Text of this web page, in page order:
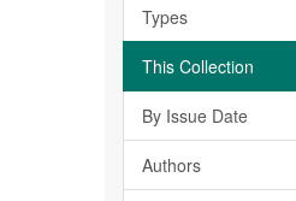
Types
This Collection
By Issue Date
Authors